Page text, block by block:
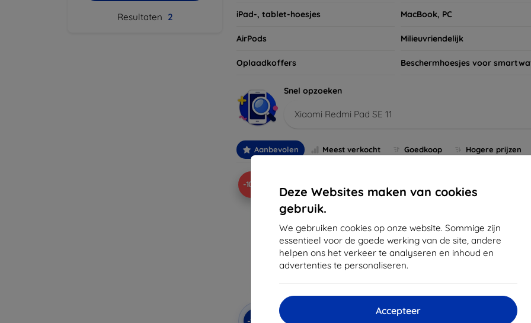
Deze Websites maken van cookies
gebruik.
We gebruiken cookies op onze website. Sommige zijn
essentieel voor de goede werking van de site, andere
helpen ons het verkeer te analyseren en inhoud en
advertenties te personaliseren.
Accepteer
Resultaten 2 iPad-, tablet-hoesjes MacBook, PC
AirPods Milieuvriendelijk
Oplaadkoffers Beschermhoesjes voor
Snel opzoeken
Xiaomi Redmi Pad SE 11
Aanbevolen Meest verkocht Goedkoop Hogere prijzen
-10%
-10%
Korting
Korting